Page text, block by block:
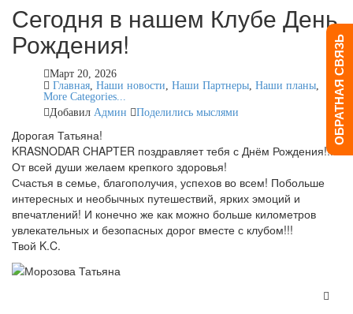
Сегодня в нашем Клубе День
Рождения!
Март 20, 2026
Главная, Наши новости, Наши Партнеры, Наши планы,
More Categories...
Добавил Админ Поделились мыслями
Дорогая Татьяна!
KRASNODAR CHAPTER поздравляет тебя с Днём Рождения!!!
От всей души желаем крепкого здоровья!
Счастья в семье, благополучия, успехов во всем! Побольше
интересных и необычных путешествий, ярких эмоций и
впечатлений! И конечно же как можно больше километров
увлекательных и безопасных дорог вместе с клубом!!!
Твой K.C.
ОБРАТНАЯ СВЯЗЬ